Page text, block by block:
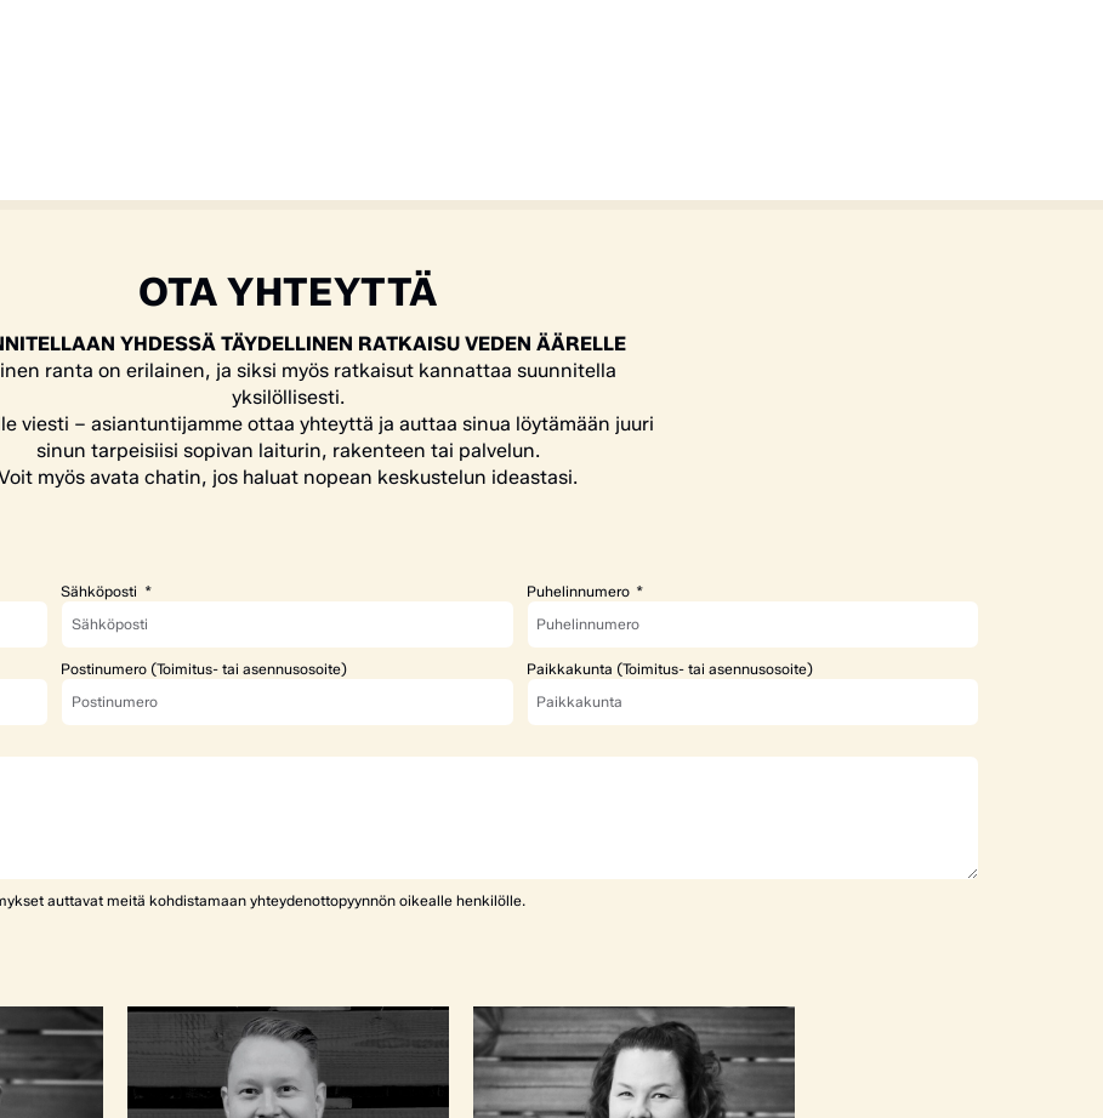
OTA YHTEYTTÄ
YHDESSÄ TÄYDELLINEN RATKAISU VEDEN ÄÄRELLE
ranta on erilainen, ja siksi myös ratkaisut kannattaa suunnitella
yksilöllisesti.
viesti – asiantuntijamme ottaa yhteyttä ja auttaa sinua löytämään juuri
sinun tarpeisiisi sopivan laiturin, rakenteen tai palvelun.
myös avata chatin, jos haluat nopean keskustelun ideastasi.
Sähköposti Puhelinnumero
Postinumero (Toimitus- tai asennusosoite) Paikkakunta (Toimitus- tai asennusosoite)
auttavat meitä kohdistamaan yhteydenottopyynnön oikealle henkilölle.